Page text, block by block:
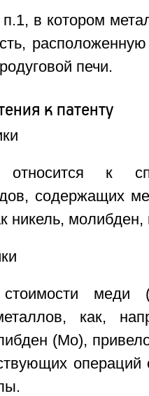
в котором
печи.
к патенту
относится к
содержащих
никель, молибден,
стоимости
как,
(Мо),